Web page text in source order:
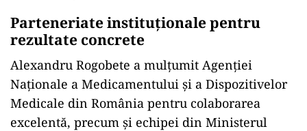
Parteneriate instituționale pentru
rezultate concrete
Alexandru Rogobete a mulțumit Agenției
Naționale a Medicamentului și a Dispozitivelor
Medicale din România pentru colaborarea
excelentă, precum și echipei din Ministerul